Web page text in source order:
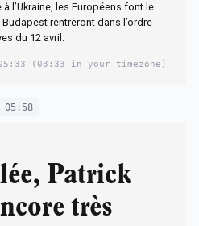
l’Ukraine, les Européens font le
rentreront dans l’ordre
du 12 avril.
(03:33 in your timezone)
05:58
Patrick
très